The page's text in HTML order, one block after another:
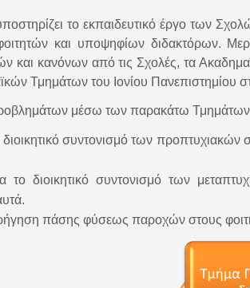
το εκπαιδευτικό έργο των
και υποψηφίων διδακτόρων.
και κανόνων από τις Σχολές, τα
Τμημάτων του Ιονίου Πανεπιστημίου
προβλημάτων μέσω των παρακάτω
διοικητικό συντονισμό των
το διοικητικό συντονισμό των
πάσης φύσεως παροχών στους